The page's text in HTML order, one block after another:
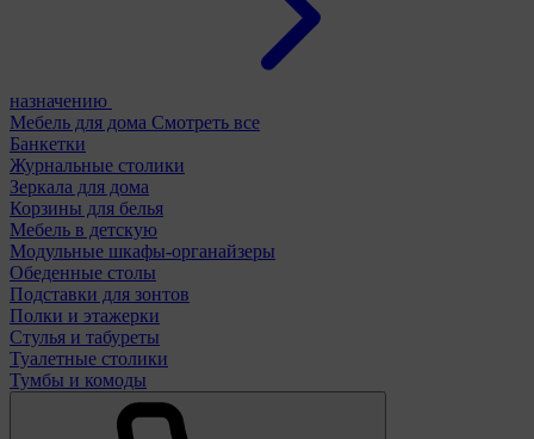
назначению
Мебель для дома Смотреть все
Банкетки
Журнальные столики
Зеркала для дома
Корзины для белья
Мебель в детскую
Модульные шкафы-органайзеры
Обеденные столы
Подставки для зонтов
Полки и этажерки
Стулья и табуреты
Туалетные столики
Тумбы и комоды